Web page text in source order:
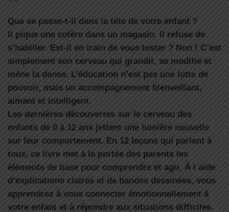
Que se passe-t-il dans la tête de votre enfant ?
Il pique une colère dans un magasin. Il refuse de
s’habiller. Est-il en train de vous tester ? Non ! C’est
simplement son cerveau qui grandit, se modifie et
mène la danse. L’éducation n’est pas une lutte de
pouvoir, mais un accompagnement bienveillant,
aimant et intelligent.
Les dernières découvertes sur le cerveau des
enfants de 0 à 12 ans jettent une lumière nouvelle
sur leur comportement. En 12 leçons qui parlent à
tous, ce livre met à la portée des parents les
éléments de base pour comprendre et agir. À l aide
d’explications claires et de bandes dessinées, vous
apprendrez à vous connecter émotionnellement à
votre enfant et à répondre aux situations difficiles.